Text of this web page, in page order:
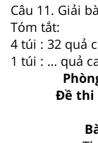
Câu 11. Giải
Tóm tắt:
4 túi : 32 quả
1 túi : …
Đề thi